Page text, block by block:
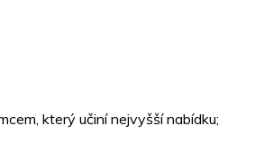
který učiní nejvyšší nabídku;